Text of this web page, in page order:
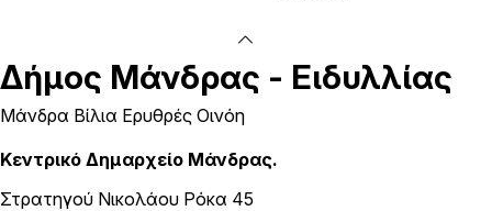
Δήμος Μάνδρας - Ειδυλλίας
Μάνδρα Βίλια Ερυθρές Οινόη
Κεντρικό Δημαρχείο Μάνδρας.
Στρατηγού Νικολάου Ρόκα 45